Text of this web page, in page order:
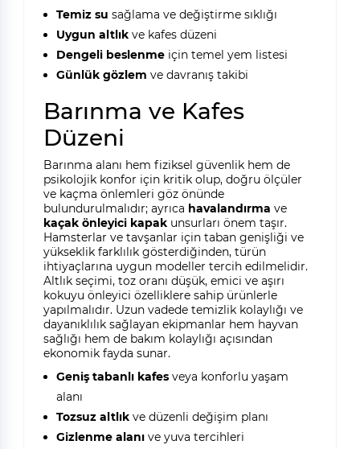
Temiz su sağlama ve değiştirme sıklığı
Uygun altlıkve kafes düzeni
Dengeli beslenmeiçin temel yem listesi
Günlük gözlem ve davranış takibi
Barınma ve Kafes
Düzeni
Barınma alanı hem fiziksel güvenlik hem de
psikolojik konfor için kritik olup, doğru ölçüler
ve kaçma önlemleri göz önünde
bulundurulmalıdır; ayrıca havalandırma ve
kaçak önleyici kapakunsurları önem taşır.
Hamsterlar ve tavşanlar için taban genişliği ve
yükseklik farklılık gösterdiğinden, türün
ihtiyaçlarına uygun modeller tercih edilmelidir.
Altlık seçimi, toz oranı düşük, emici ve aşırı
kokuyu önleyici özelliklere sahip ürünlerle
yapılmalıdır. Uzun vadede temizlik kolaylığı ve
dayanıklılık sağlayan ekipmanlar hem hayvan
sağlığı hem de bakım kolaylığı açısından
ekonomik fayda sunar.
Geniş tabanlı kafesveya konforlu yaşam
alanı
Tozsuz altlıkve düzenli değişim planı
Gizlenme alanıve yuva tercihleri